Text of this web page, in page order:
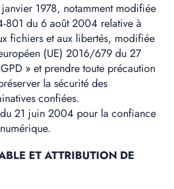
janvier 1978, notamment modifiée
801 du 6 août 2004 relative à
fichiers et aux libertés, modifiée
(UE) 2016/679 du 27
» et prendre toute précaution
la sécurité des
confiées.
21 juin 2004 pour la confiance
ET ATTRIBUTION DE